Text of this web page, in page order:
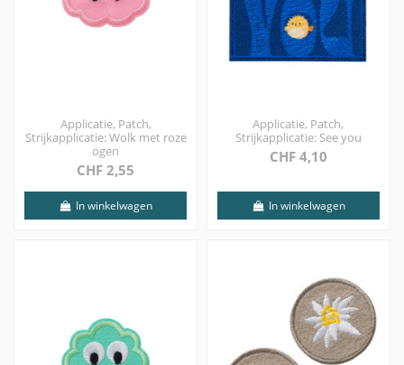
Applicatie, Patch,
Strijkapplicatie: Wolk met roze
ogen
CHF 2,55
In winkelwagen
Applicatie, Patch,
Strijkapplicatie: See you
CHF 4,10
In winkelwagen